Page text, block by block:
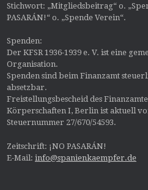
Stichwort: „Mitgliedsbeitrag“ o.
PASARÁN!“ o. „Spende Verein“.
Spenden:
Der KFSR 1936-1939 e. V. ist eine
Organisation.
Spenden sind beim Finanzamt
absetzbar.
Freistellungsbescheid des
Körperschaften I, Berlin ist aktuell
Steuernummer 27/670/54593.
Zeitschrift: ¡NO PASARÁN!
E-Mail: info@spanienkaempfer.de